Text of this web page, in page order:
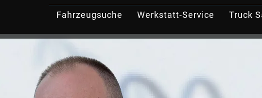
Fahrzeugsuche Werkstatt-Service Truck